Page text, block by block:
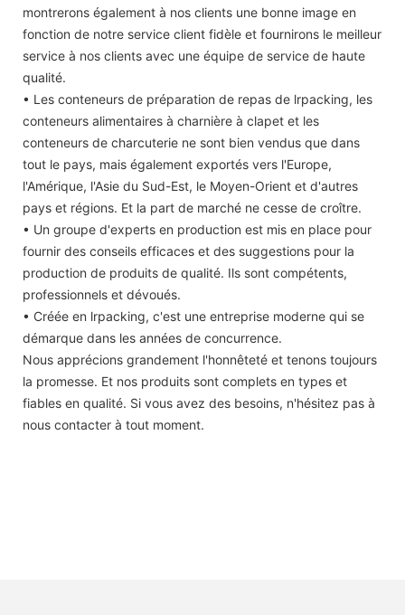
montrerons également à nos clients une bonne image en
fonction de notre service client fidèle et fournirons le meilleur
service à nos clients avec une équipe de service de haute
qualité.
• Les conteneurs de préparation de repas de lrpacking, les
conteneurs alimentaires à charnière à clapet et les
conteneurs de charcuterie ne sont bien vendus que dans
tout le pays, mais également exportés vers l'Europe,
l'Amérique, l'Asie du Sud-Est, le Moyen-Orient et d'autres
pays et régions. Et la part de marché ne cesse de croître.
• Un groupe d'experts en production est mis en place pour
fournir des conseils efficaces et des suggestions pour la
production de produits de qualité. Ils sont compétents,
professionnels et dévoués.
• Créée en lrpacking, c'est une entreprise moderne qui se
démarque dans les années de concurrence.
Nous apprécions grandement l'honnêteté et tenons toujours
la promesse. Et nos produits sont complets en types et
fiables en qualité. Si vous avez des besoins, n'hésitez pas à
nous contacter à tout moment.